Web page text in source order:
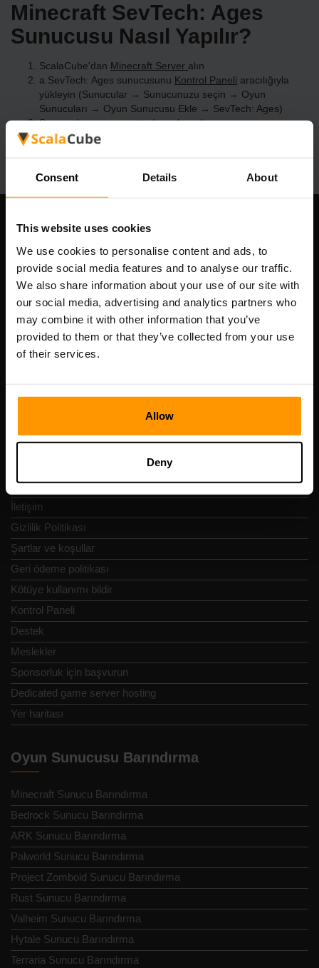
Consent Details About
This website uses cookies
We use cookies to personalise content and ads, to
provide social media features and to analyse our traffic.
We also share information about your use of our site with
our social media, advertising and analytics partners who
may combine it with other information that you’ve
provided to them or that they’ve collected from your use
of their services.
Allow
Deny
Minecraft SevTech: Ages
Sunucusu Nasıl Yapılır?
ScalaCube'dan Minecraft Server alın
a SevTech: Ages sunucusunu Kontrol Paneli aracılığıyla
yükleyin (Sunucular → Sunucunuzu seçin → Oyun
Sunucuları → Oyun Sunucusu Ekle → SevTech: Ages)
Sunucuda oynamanın tadını çıkarın!
Şirketimiz
Scalable Hosting Solutions OÜ
Tescil kodu: 14652605
KDV numarası: EE102133820
Adres: Harju maakond, Tallinn, Kesklinna linnaosa,
Vesivärava tn 50-201, 10152
Hızlı Nav
İncelemeler
İletişim
Gizlilik Politikası
Şartlar ve koşullar
Geri ödeme politikası
Kötüye kullanımı bildir
Kontrol Paneli
Destek
Meslekler
Sponsorluk için başvurun
Dedicated game server hosting
Yer haritası
Oyun Sunucusu Barındırma
Minecraft Sunucu Barındırma
Bedrock Sunucu Barındırma
ARK Sunucu Barındırma
Palworld Sunucu Barındırma
Project Zomboid Sunucu Barındırma
Rust Sunucu Barındırma
Valheim Sunucu Barındırma
Hytale Sunucu Barındırma
Terraria Sunucu Barındırma